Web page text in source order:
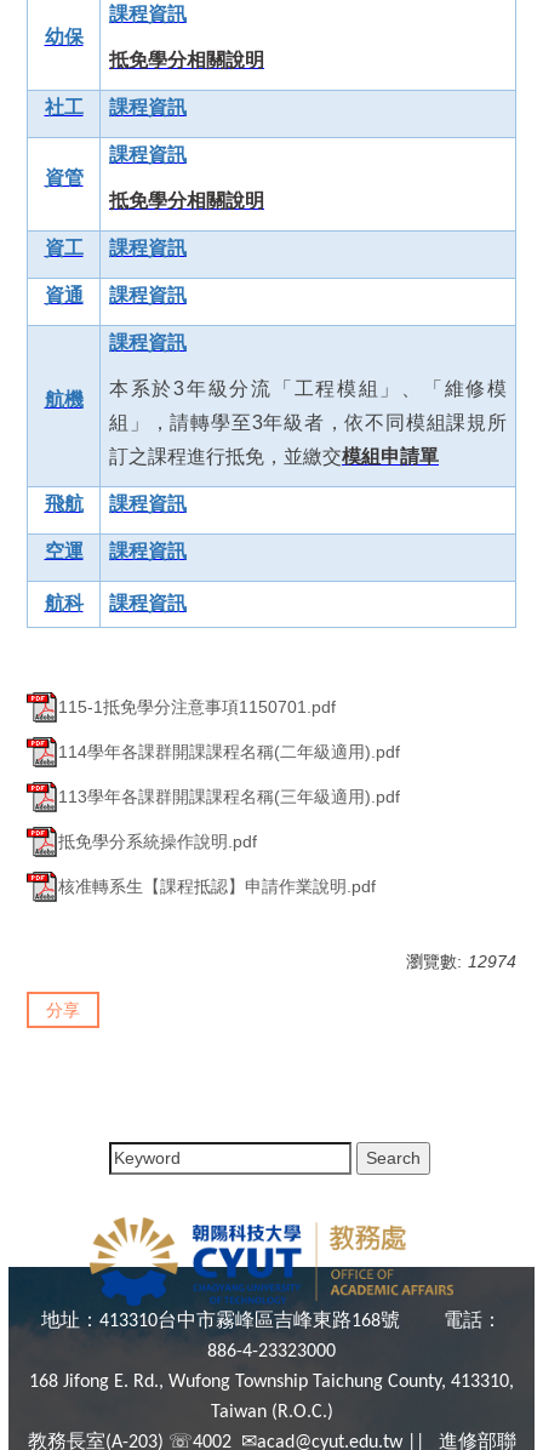
幼保
課程資訊
抵免學分相關說明
社工 課程資訊
資管
課程資訊
抵免學分相關說明
資工 課程資訊
資通 課程資訊
航機
課程資訊
本系於3年級分流「工程模組」、「維修模
組」，請轉學至3年級者，依不同模組課規所
訂之課程進行抵免，並繳交模組申請單
飛航 課程資訊
空運 課程資訊
航科 課程資訊
115-1抵免學分注意事項1150701.pdf
114學年各課群開課課程名稱(二年級適用).pdf
113學年各課群開課課程名稱(三年級適用).pdf
抵免學分系統操作說明.pdf
核准轉系生【課程抵認】申請作業說明.pdf
瀏覽數: 12974
分享
地址： 413310台中市霧峰區吉峰東路168號 電話：
886-4-23323000
168 Jifong E. Rd., Wufong Township Taichung County, 413310,
Taiwan (R.O.C.)
教務長室(A-203) ☏4002 ✉acad@cyut.edu.tw || 進修部聯